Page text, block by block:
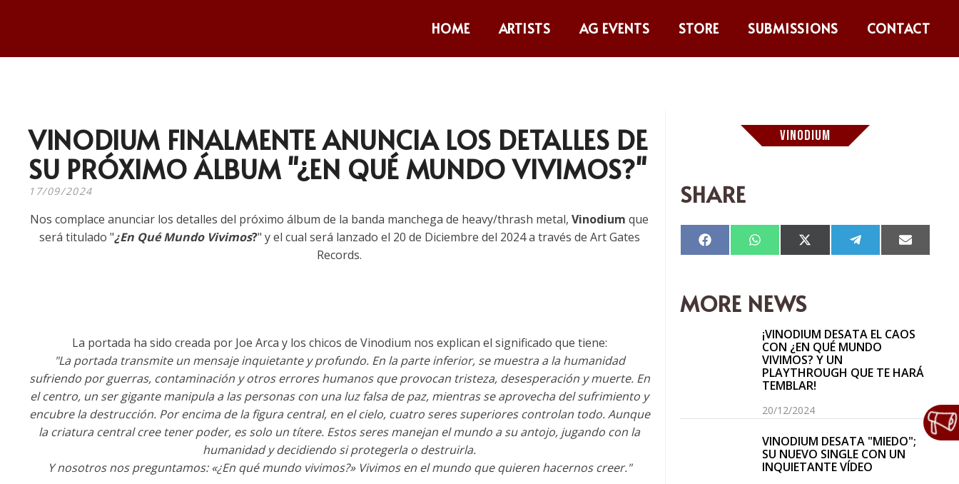
HOME ARTISTS AG EVENTS STORE SUBMISSIONS CONTACT
VINODIUM FINALMENTE ANUNCIA LOS DETALLES DE
SU PRÓXIMO ÁLBUM "¿EN QUÉ MUNDO VIVIMOS?"
17/09/2024
Nos complace anunciar los detalles del próximo álbum de la banda manchega de heavy/thrash metal,Vinodium que
será titulado "¿En Qué Mundo Vivimos?" y el cual será lanzado el 20 de Diciembre del 2024 a través de Art Gates
Records.
La portada ha sido creada por Joe Arca y los chicos de Vinodium nos explican el significado que tiene:
"La portada transmite un mensaje inquietante y profundo. En la parte inferior, se muestra a la humanidad
sufriendo por guerras, contaminación y otros errores humanos que provocan tristeza, desesperación y muerte. En
el centro, un ser gigante manipula a las personas con una luz falsa de paz, mientras se aprovecha del sufrimiento y
encubre la destrucción. Por encima de la figura central, en el cielo, cuatro seres superiores controlan todo. Aunque
la criatura central cree tener poder, es solo un títere. Estos seres manejan el mundo a su antojo, jugando con la
humanidad y decidiendo si protegerla o destruirla.
Y nosotros nos preguntamos: «¿En qué mundo vivimos?» Vivimos en el mundo que quieren hacernos creer."
VINODIUM
SHARE
Compartir
en
Compartir
en
Compartir
en
Compartir
en en
MORE NEWS
¡VINODIUM DESATA EL CAOS
CON ¿EN QUÉ MUNDO
VIVIMOS? Y UN
PLAYTHROUGH QUE TE HARÁ
TEMBLAR!
20/12/2024
VINODIUM DESATA "MIEDO";
SU NUEVO SINGLE CON UN
INQUIETANTE VÍDEO